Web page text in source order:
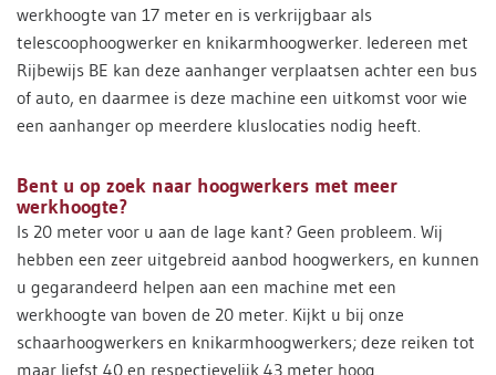
werkhoogte van 17 meter en is verkrijgbaar als
telescoophoogwerker en knikarmhoogwerker. Iedereen met
Rijbewijs BE kan deze aanhanger verplaatsen achter een bus
of auto, en daarmee is deze machine een uitkomst voor wie
een aanhanger op meerdere kluslocaties nodig heeft.
Bent u op zoek naar hoogwerkers met meer
werkhoogte?
Is 20 meter voor u aan de lage kant? Geen probleem. Wij
hebben een zeer uitgebreid aanbod hoogwerkers, en kunnen
u gegarandeerd helpen aan een machine met een
werkhoogte van boven de 20 meter. Kijkt u bij onze
schaarhoogwerkers en knikarmhoogwerkers; deze reiken tot
maar liefst 40 en respectievelijk 43 meter hoog.